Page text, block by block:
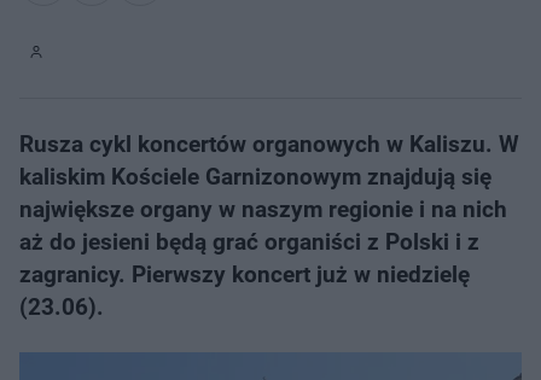
Rusza cykl koncertów organowych w Kaliszu. W
kaliskim Kościele Garnizonowym znajdują się
największe organy w naszym regionie i na nich
aż do jesieni będą grać organiści z Polski i z
zagranicy. Pierwszy koncert już w niedzielę
(23.06).